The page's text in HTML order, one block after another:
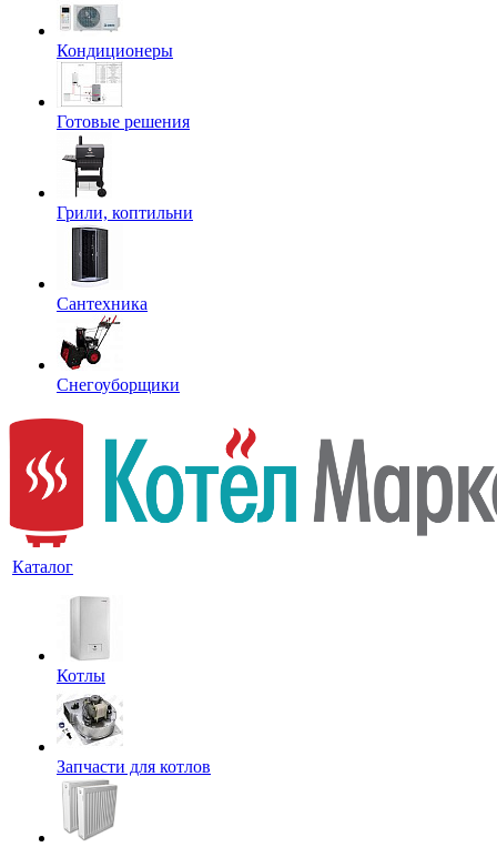
Кондиционеры
Готовые решения
Грили, коптильни
Сантехника
Снегоуборщики
Каталог
Котлы
Запчасти для котлов